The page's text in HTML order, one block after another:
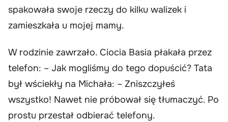
spakowała swoje rzeczy do kilku walizek i
zamieszkała u mojej mamy.
W rodzinie zawrzało. Ciocia Basia płakała przez
telefon: – Jak mogliśmy do tego dopuścić? Tata
był wściekły na Michała: – Zniszczyłeś
wszystko! Nawet nie próbował się tłumaczyć. Po
prostu przestał odbierać telefony.